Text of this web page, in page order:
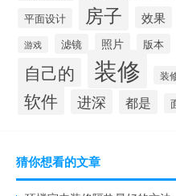
平面设计 房子 效果
游戏 滤镜 照片 版本
自己的 装修 装
软件 进深 都是
猜你想看的文章